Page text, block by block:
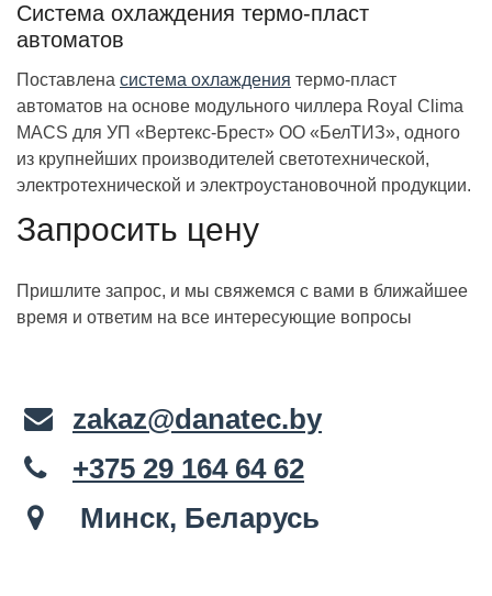
Система охлаждения термо-пласт
автоматов
Поставлена система охлаждения термо-пласт
автоматов на основе модульного чиллера Royal Clima
MACS для УП «Вертекс-Брест» ОО «БелТИЗ», одного
из крупнейших производителей светотехнической,
электротехнической и электроустановочной продукции.
Запросить цену
Пришлите запрос, и мы свяжемся с вами в ближайшее
время и ответим на все интересующие вопросы
zakaz@danatec.by
+375 29 164 64 62
Минск, Беларусь